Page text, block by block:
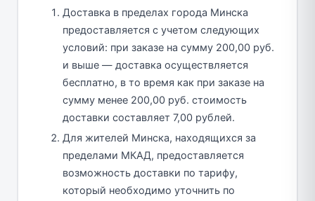
Доставка в пределах города Минска
предоставляется с учетом следующих
условий: при заказе на сумму 200,00 руб.
и выше — доставка осуществляется
бесплатно, в то время как при заказе на
сумму менее 200,00 руб. стоимость
доставки составляет 7,00 рублей.
Для жителей Минска, находящихся за
пределами МКАД, предоставляется
возможность доставки по тарифу,
который необходимо уточнить по